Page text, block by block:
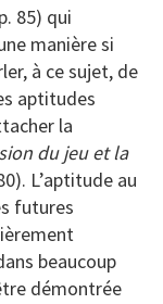
85) qui
manière si
à ce sujet, de
aptitudes
la
du jeu et la
L’aptitude au
futures
beaucoup
démontrée